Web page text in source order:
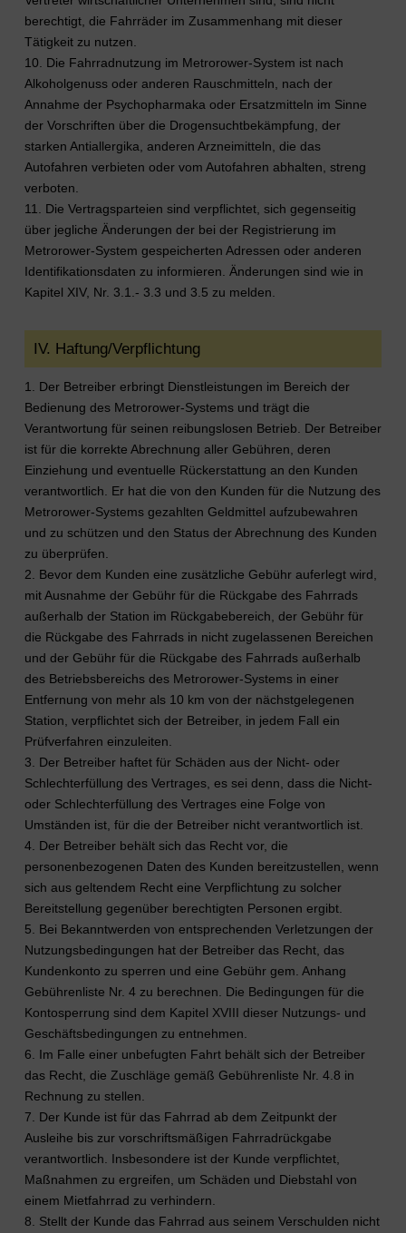
berechtigt, die Fahrräder im Zusammenhang mit dieser
Tätigkeit zu nutzen.
10. Die Fahrradnutzung im Metrorower-System ist nach
Alkoholgenuss oder anderen Rauschmitteln, nach der
Annahme der Psychopharmaka oder Ersatzmitteln im Sinne
der Vorschriften über die Drogensuchtbekämpfung, der
starken Antiallergika, anderen Arzneimitteln, die das
Autofahren verbieten oder vom Autofahren abhalten, streng
verboten.
11. Die Vertragsparteien sind verpflichtet, sich gegenseitig
über jegliche Änderungen der bei der Registrierung im
Metrorower-System gespeicherten Adressen oder anderen
Identifikationsdaten zu informieren. Änderungen sind wie in
Kapitel XIV, Nr. 3.1.- 3.3 und 3.5 zu melden.
IV. Haftung/Verpflichtung
1. Der Betreiber erbringt Dienstleistungen im Bereich der
Bedienung des Metrorower-Systems und trägt die
Verantwortung für seinen reibungslosen Betrieb. Der Betreiber
ist für die korrekte Abrechnung aller Gebühren, deren
Einziehung und eventuelle Rückerstattung an den Kunden
verantwortlich. Er hat die von den Kunden für die Nutzung des
Metrorower-Systems gezahlten Geldmittel aufzubewahren
und zu schützen und den Status der Abrechnung des Kunden
zu überprüfen.
2. Bevor dem Kunden eine zusätzliche Gebühr auferlegt wird,
mit Ausnahme der Gebühr für die Rückgabe des Fahrrads
außerhalb der Station im Rückgabebereich, der Gebühr für
die Rückgabe des Fahrrads in nicht zugelassenen Bereichen
und der Gebühr für die Rückgabe des Fahrrads außerhalb
des Betriebsbereichs des Metrorower-Systems in einer
Entfernung von mehr als 10 km von der nächstgelegenen
Station, verpflichtet sich der Betreiber, in jedem Fall ein
Prüfverfahren einzuleiten.
3. Der Betreiber haftet für Schäden aus der Nicht- oder
Schlechterfüllung des Vertrages, es sei denn, dass die Nicht-
oder Schlechterfüllung des Vertrages eine Folge von
Umständen ist, für die der Betreiber nicht verantwortlich ist.
4. Der Betreiber behält sich das Recht vor, die
personenbezogenen Daten des Kunden bereitzustellen, wenn
sich aus geltendem Recht eine Verpflichtung zu solcher
Bereitstellung gegenüber berechtigten Personen ergibt.
5. Bei Bekanntwerden von entsprechenden Verletzungen der
Nutzungsbedingungen hat der Betreiber das Recht, das
Kundenkonto zu sperren und eine Gebühr gem. Anhang
Gebührenliste Nr. 4 zu berechnen. Die Bedingungen für die
Kontosperrung sind dem Kapitel XVIII dieser Nutzungs- und
Geschäftsbedingungen zu entnehmen.
6. Im Falle einer unbefugten Fahrt behält sich der Betreiber
das Recht, die Zuschläge gemäß Gebührenliste Nr. 4.8 in
Rechnung zu stellen.
7. Der Kunde ist für das Fahrrad ab dem Zeitpunkt der
Ausleihe bis zur vorschriftsmäßigen Fahrradrückgabe
verantwortlich. Insbesondere ist der Kunde verpflichtet,
Maßnahmen zu ergreifen, um Schäden und Diebstahl von
einem Mietfahrrad zu verhindern.
8. Stellt der Kunde das Fahrrad aus seinem Verschulden nicht